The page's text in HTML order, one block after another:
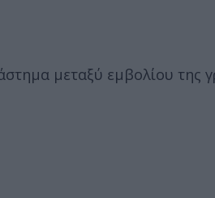
μεταξύ εμβολίου της